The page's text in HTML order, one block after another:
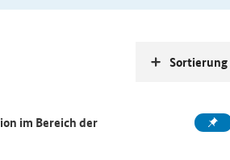
im Bereich der
Sortierung